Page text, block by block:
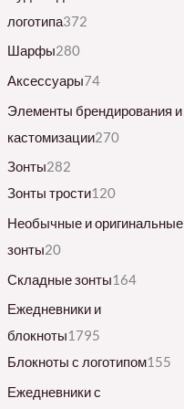
логотипа372
Шарфы280
Аксессуары74
Элементы брендирования и
кастомизации270
Зонты282
Зонты трости120
Необычные и оригинальные
зонты20
Складные зонты164
Ежедневники и
блокноты1795
Блокноты с логотипом155
Ежедневники с